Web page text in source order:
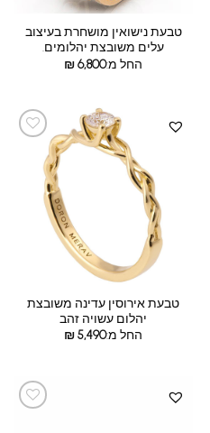
טבעת נישואין מושחרת בעיצוב
עלים משובצת יהלומים.
החל מ:
₪6,800
טבעת אירוסין עדינה משובצת
יהלום עשויה זהב
החל מ:
₪5,490